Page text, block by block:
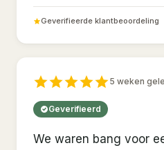
Geverifieerde klantbeoordeling
5 weken
Geverifieerd
We waren bang voor